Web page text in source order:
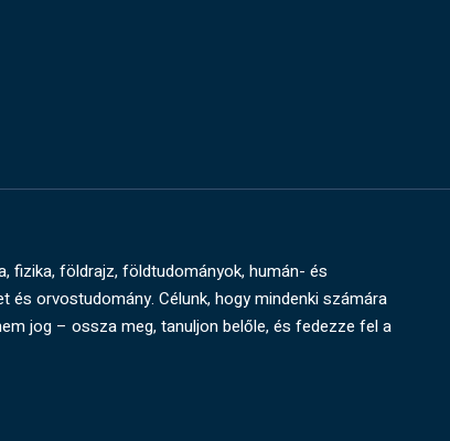
fizika, földrajz, földtudományok, humán- és
orvostudomány. Célunk, hogy mindenki számára
jog – ossza meg, tanuljon belőle, és fedezze fel a